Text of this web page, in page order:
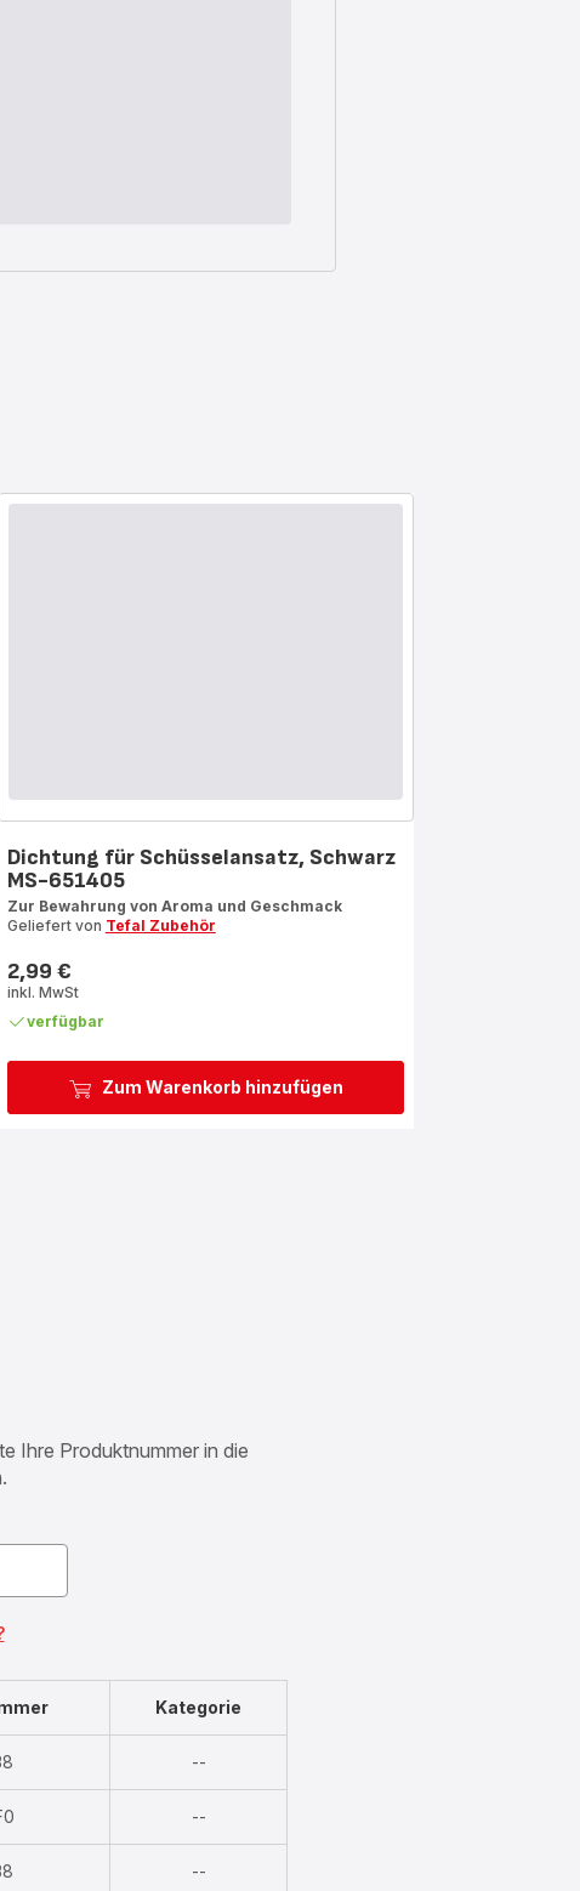
Zum Warenkorb hinzufügen
Dichtung für Schüsselansatz, Schwarz
MS-651405
Zur Bewahrung von Aroma und Geschmack
Geliefert von Tefal Zubehör
Preis
2,99 €
inkl. MwSt
verfügbar
Ihre Produktnummer in die
Kategorie
--Nicht
verfügbar
--Nicht
verfügbar
--Nicht